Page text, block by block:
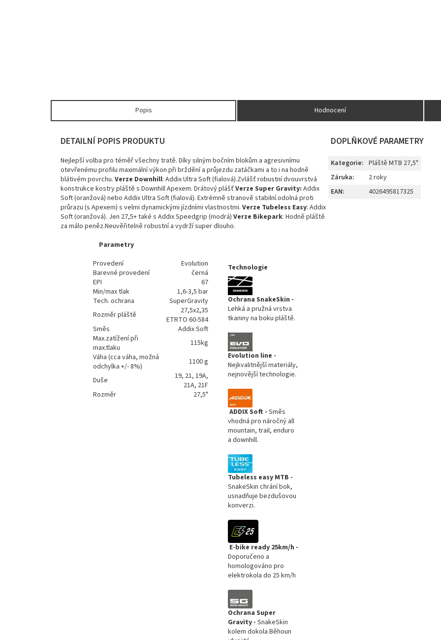
Popis Hodnocení
DETAILNÍ POPIS PRODUKTU
Nejlepší volba pro téměř všechny tratě. Díky silným bočním blokům a agresivnímu
otevřenému profilu maximální výkon při brždění a průjezdu zatáčkami a to i na hodně
blátivém povrchu. Verze Downhill: Addix Ultra Soft (fialová).Zvlášť robustní dvouvrstvá
konstrukce kostry pláště s Downhill Apexem. Drátový plášť Verze Super Gravity: Addix
Soft (oranžová) nebo Addix Ultra Soft (fialová). Extrémně stranově stabilní.odolná proti
průrazu (s Apexem) s velmi dynamickými jízdními vlastnostmi. Verze Tubeless Easy: Addix
Soft (oranžová). Jen 27,5+ také s Addix Speedgrip (modrá) Verze Bikepark: Hodně pláště
za málo peněz.Neuvěřitelně robustní a vydrží super dlouho.
Parametry
Provedení
Evolution
Barevné provedení
černá
EPI
67
Min/max tlak
1,6-3,5 bar
Tech. ochrana
SuperGravity
Rozměr pláště
27,5x2,35
ETRTO 60-584
Směs
Addix Soft
Max.zatížení při
max.tlaku
115kg
Váha (cca váha, možná
odchylka +/- 8%)
1100 g
Duše
19, 21, 19A,
21A, 21F
Rozměr
27,5"
Technologie
Ochrana SnakeSkin -
Lehká a pružná vrstva
tkaniny na boku pláště.
Evolution line -
Nejkvalitnější materiály,
nejnovější technologie.
ADDIX Soft -Směs
vhodná pro náročný all
mountain, trail, enduro
a downhill.
Tubeless easy MTB -
SnakeSkin chrání bok,
usnadňuje bezdušovou
konverzi.
E-bike ready 25km/h -
Doporučeno a
homologováno pro
elektrokola do 25 km/h
Ochrana Super
Gravity -SnakeSkin
kolem dokola Běhoun
DOPLŇKOVÉ PARAMETRY
Kategorie: Pláště MTB 27,5"
Záruka:
2 roky
EAN: 4026495817325